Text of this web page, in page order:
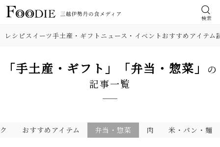
検索
レシピスイーツ手土産・ギフト ニュース・イベントおすすめアイテム
「手土産・ギフト」「弁当・惣菜」
の
記事一覧
おすすめアイテム 弁当・惣菜 肉 米・パン・麺